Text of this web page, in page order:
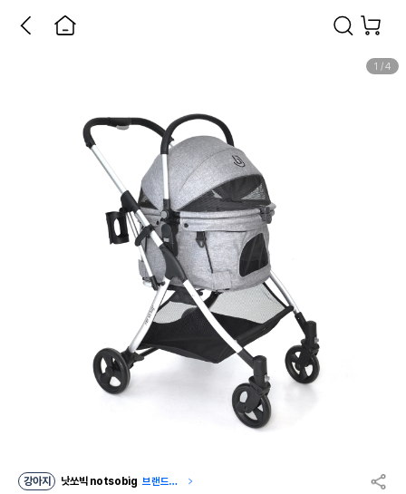
1 /4
강아지 낫쏘빅 notsobig 브랜드관